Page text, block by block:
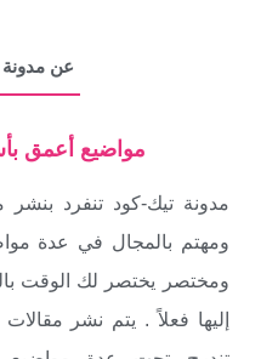
عن مدونة
مواضيع أعمق
مدونة تيك-كود تنفرد بنشر
ومهتم بالمجال في عدة
ومختصر يختصر لك الوقت
إليها فعلاً . يتم نشر